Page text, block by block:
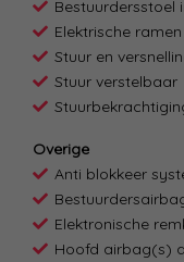
Bestuurdersstoel
Elektrische
Stuur en
Stuur verstelbaar
Overige
Anti blokkeer
Elektronische
Hoofd airbag(s)